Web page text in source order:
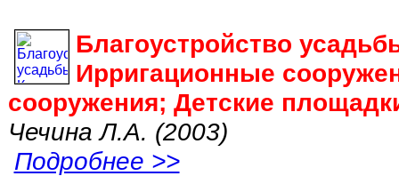
Благоустройство
Ирригационные
сооружения; Детские
Чечина Л.А. (2003)
Подробнее >>